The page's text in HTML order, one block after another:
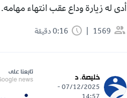
أدى له زيارة وداع عقب انتهاء مهامه.
1569
خليصة. د
07/12/2025 -
تابعنا على
news